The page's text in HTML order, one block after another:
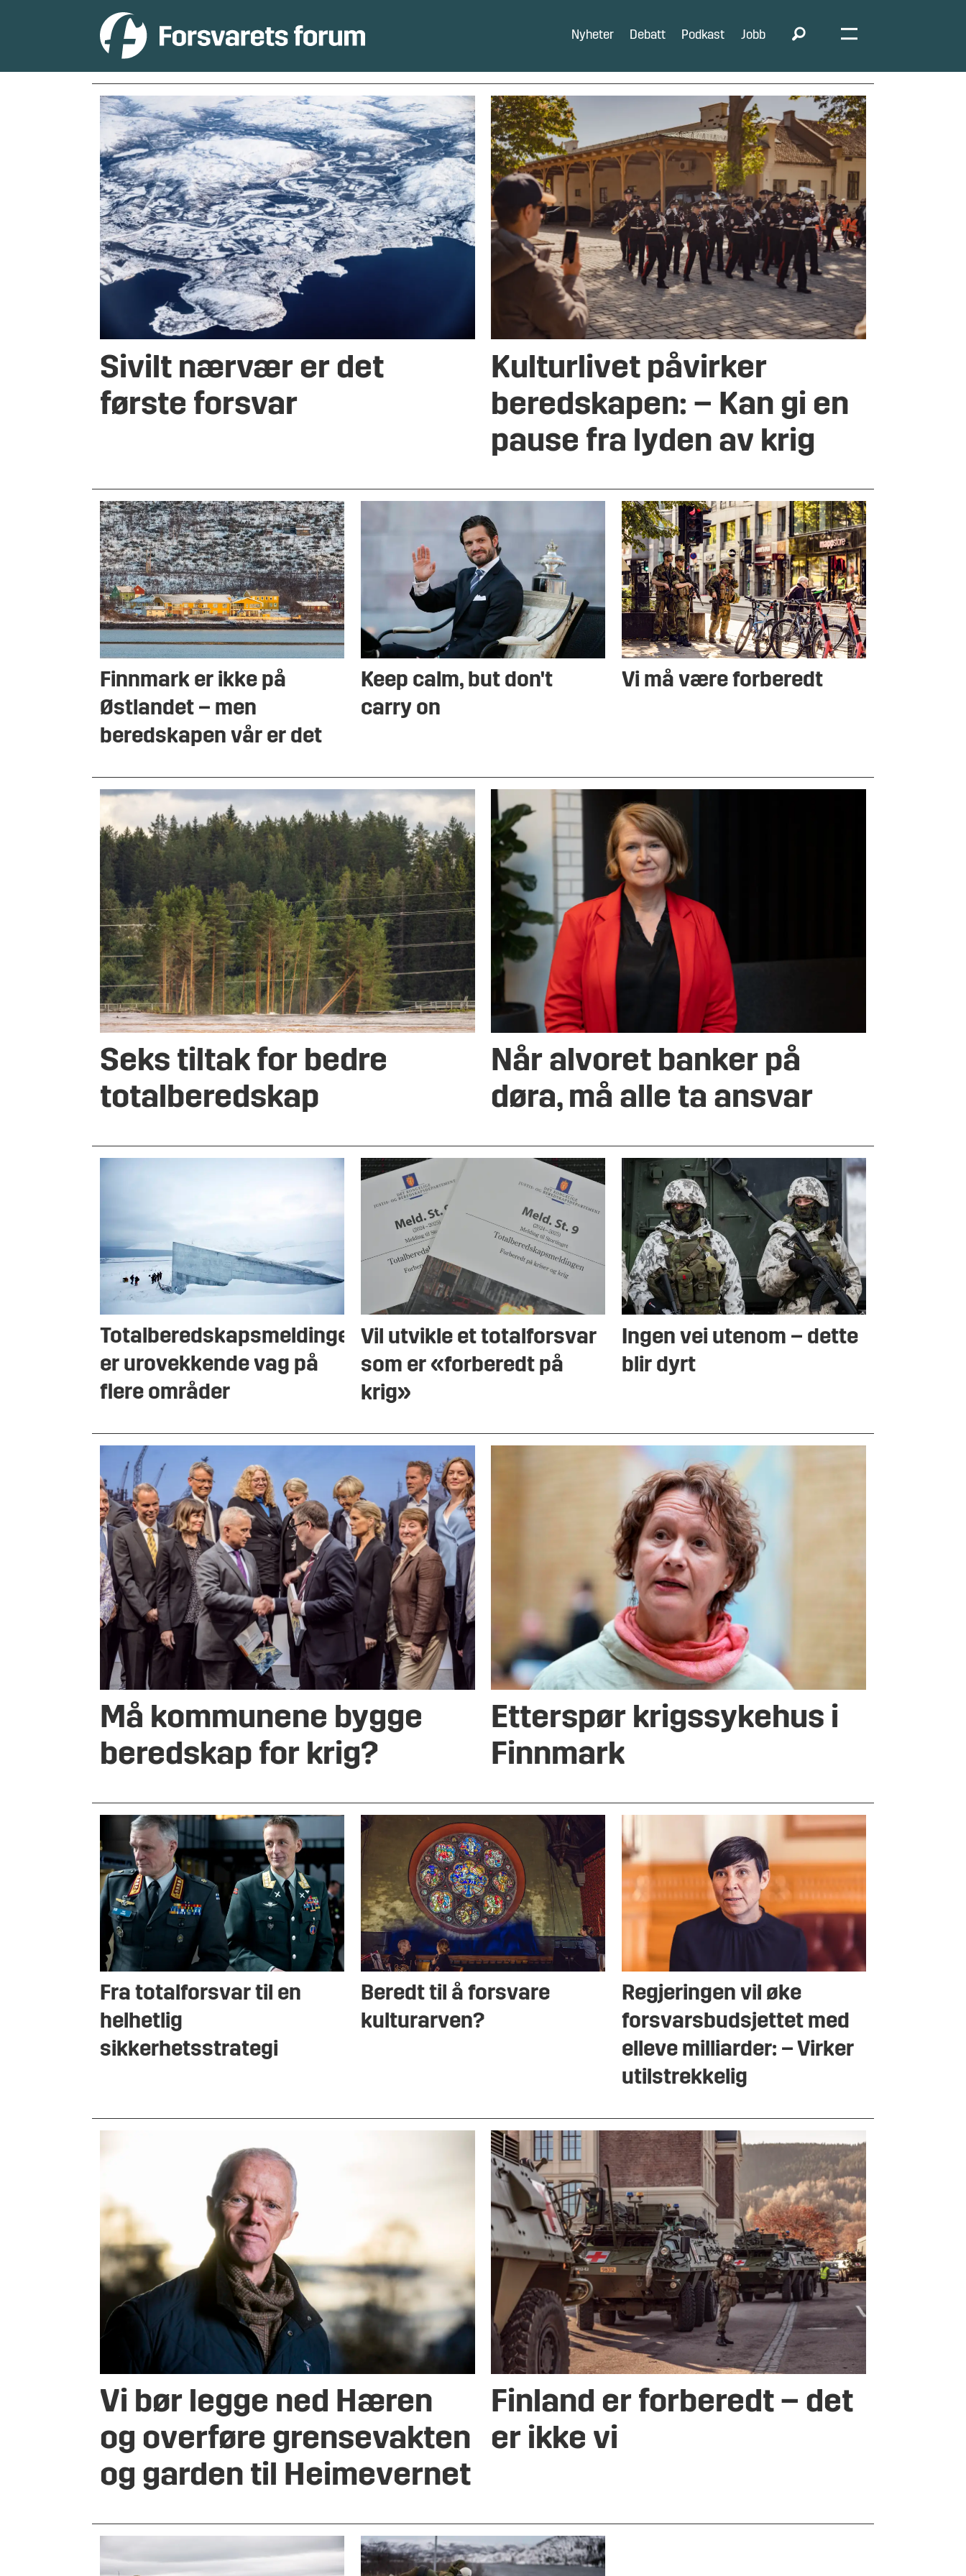
Nyheter Debatt Podkast Jobb
totalberedskapskommisjonen
Sivilt nærvær er det
første forsvar
Kulturlivet påvirker
beredskapen: – Kan gi en
pause fra lyden av krig
Finnmark er ikke på
Østlandet – men
beredskapen vår er det
Keep calm, but don't
carry on
Vi må være forberedt
Seks tiltak for bedre
totalberedskap
Når alvoret banker på
døra, må alle ta ansvar
Totalberedskapsmeldingen
er urovekkende vag på
flere områder
Vil utvikle et totalforsvar
som er «forberedt på
krig»
Ingen vei utenom – dette
blir dyrt
Må kommunene bygge
beredskap for krig?
Etterspør krigssykehus i
Finnmark
Fra totalforsvar til en
helhetlig
sikkerhetsstrategi
Beredt til å forsvare
kulturarven?
Regjeringen vil øke
forsvarsbudsjettet med
elleve milliarder: – Virker
utilstrekkelig
Vi bør legge ned Hæren
og overføre grensevakten
og garden til Heimevernet
Finland er forberedt – det
er ikke vi